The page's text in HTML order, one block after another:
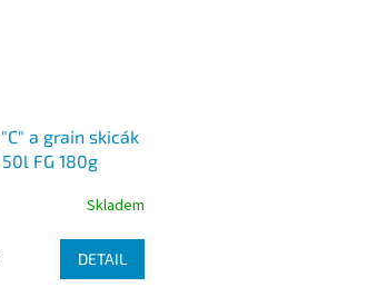
a grain skicák
FG 180g
Skladem
DETAIL